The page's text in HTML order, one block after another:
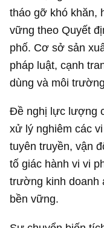
tháo gỡ khó khăn,
vững theo Quyết
phố. Cơ sở sản
pháp luật, cạnh
dùng và môi
Đề nghị lực lượng
xử lý nghiêm các
tuyên truyền, vận
tố giác hành vi vi
trường kinh doanh
bền vững.